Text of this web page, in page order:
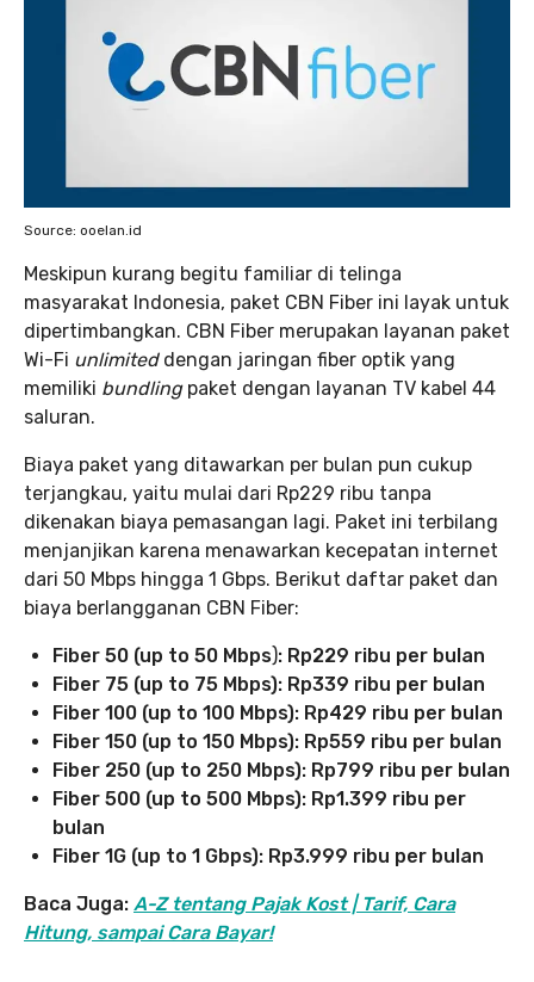
Source: ooelan.id
Meskipun kurang begitu familiar di telinga
masyarakat Indonesia, paket CBN Fiber ini layak untuk
dipertimbangkan. CBN Fiber merupakan layanan paket
Wi-Fi unlimiteddengan jaringan fiber optik yang
memiliki bundlingpaket dengan layanan TV kabel 44
saluran.
Biaya paket yang ditawarkan per bulan pun cukup
terjangkau, yaitu mulai dari Rp229 ribu tanpa
dikenakan biaya pemasangan lagi. Paket ini terbilang
menjanjikan karena menawarkan kecepatan internet
dari 50 Mbps hingga 1 Gbps. Berikut daftar paket dan
biaya berlangganan CBN Fiber:
Fiber 50 (up to 50 Mbps): Rp229 ribu per bulan
Fiber 75 (up to 75 Mbps): Rp339 ribu per bulan
Fiber 100 (up to 100 Mbps): Rp429 ribu per bulan
Fiber 150 (up to 150 Mbps): Rp559 ribu per bulan
Fiber 250 (up to 250 Mbps): Rp799 ribu per bulan
Fiber 500 (up to 500 Mbps): Rp1.399 ribu per
bulan
Fiber 1G (up to 1 Gbps): Rp3.999 ribu per bulan
Baca Juga: A-Z tentang Pajak Kost | Tarif, Cara
Hitung, sampai Cara Bayar!